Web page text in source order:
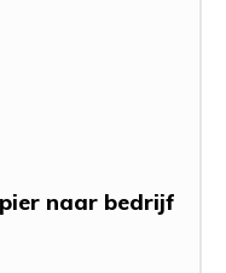
naar bedrijf